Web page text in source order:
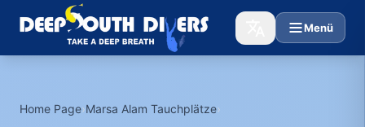
Menü
Home Page›Marsa Alam Tauchplätze›